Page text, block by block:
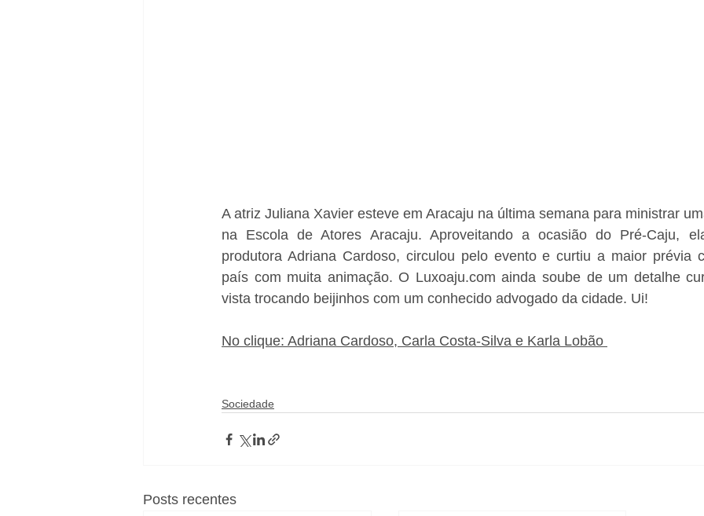
A atriz Juliana Xavier esteve em Aracaju na última semana para ministrar
na Escola de Atores Aracaju. Aproveitando a ocasião do Pré-Caju,
produtora Adriana Cardoso, circulou pelo evento e curtiu a maior prévia
país com muita animação. O Luxoaju.com ainda soube de um detalhe
vista trocando beijinhos com um conhecido advogado da cidade. Ui!
No clique: Adriana Cardoso, Carla Costa-Silva e Karla Lobão
Sociedade
Posts recentes